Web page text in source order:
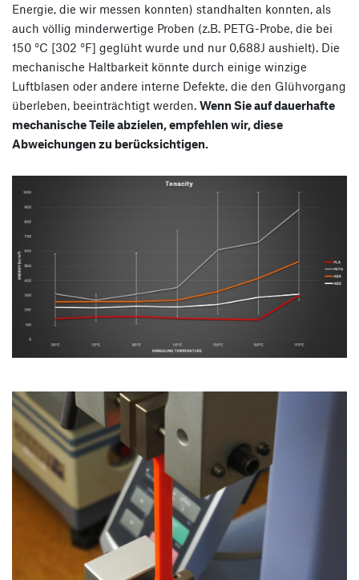
Energie, die wir messen konnten) standhalten konnten, als
auch völlig minderwertige Proben (z.B. PETG-Probe, die bei
150 °C [302 °F] geglüht wurde und nur 0,688J aushielt). Die
mechanische Haltbarkeit könnte durch einige winzige
Luftblasen oder andere interne Defekte, die den Glühvorgang
überleben, beeinträchtigt werden. Wenn Sie auf dauerhafte
mechanische Teile abzielen, empfehlen wir, diese
Abweichungen zu berücksichtigen.